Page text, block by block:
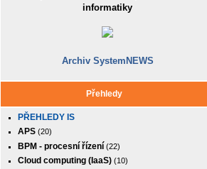
informatiky
Archiv SystemNEWS
Přehledy
PŘEHLEDY IS
APS (20)
BPM - procesní řízení (22)
Cloud computing (IaaS) (10)